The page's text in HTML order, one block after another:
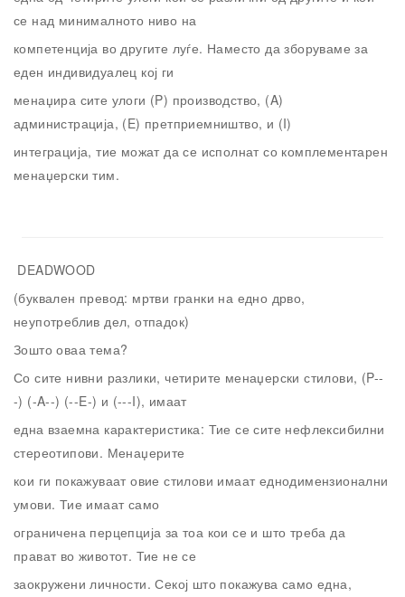
се над минималното ниво на
компетенција во другите луѓе. Наместо да зборуваме за
еден индивидуалец кој ги
менаџира сите улоги (P) производство, (A)
администрација, (E) претприемништво, и (I)
интеграција, тие можат да се исполнат со комплементарен
менаџерски тим.
DEADWOOD
(буквален превод: мртви гранки на едно дрво,
неупотреблив дел, отпадок)
Зошто оваа тема?
Со сите нивни разлики, четирите менаџерски стилови, (P--
-) (-A--) (--E-) и (---I), имаат
една взаемна карактеристика: Тие се сите нефлексибилни
стереотипови. Менаџерите
кои ги покажуваат овие стилови имаат еднодимензионални
умови. Тие имаат само
ограничена перцепција за тоа кои се и што треба да
прават во животот. Тие не се
заокружени личности. Секој што покажува само една,